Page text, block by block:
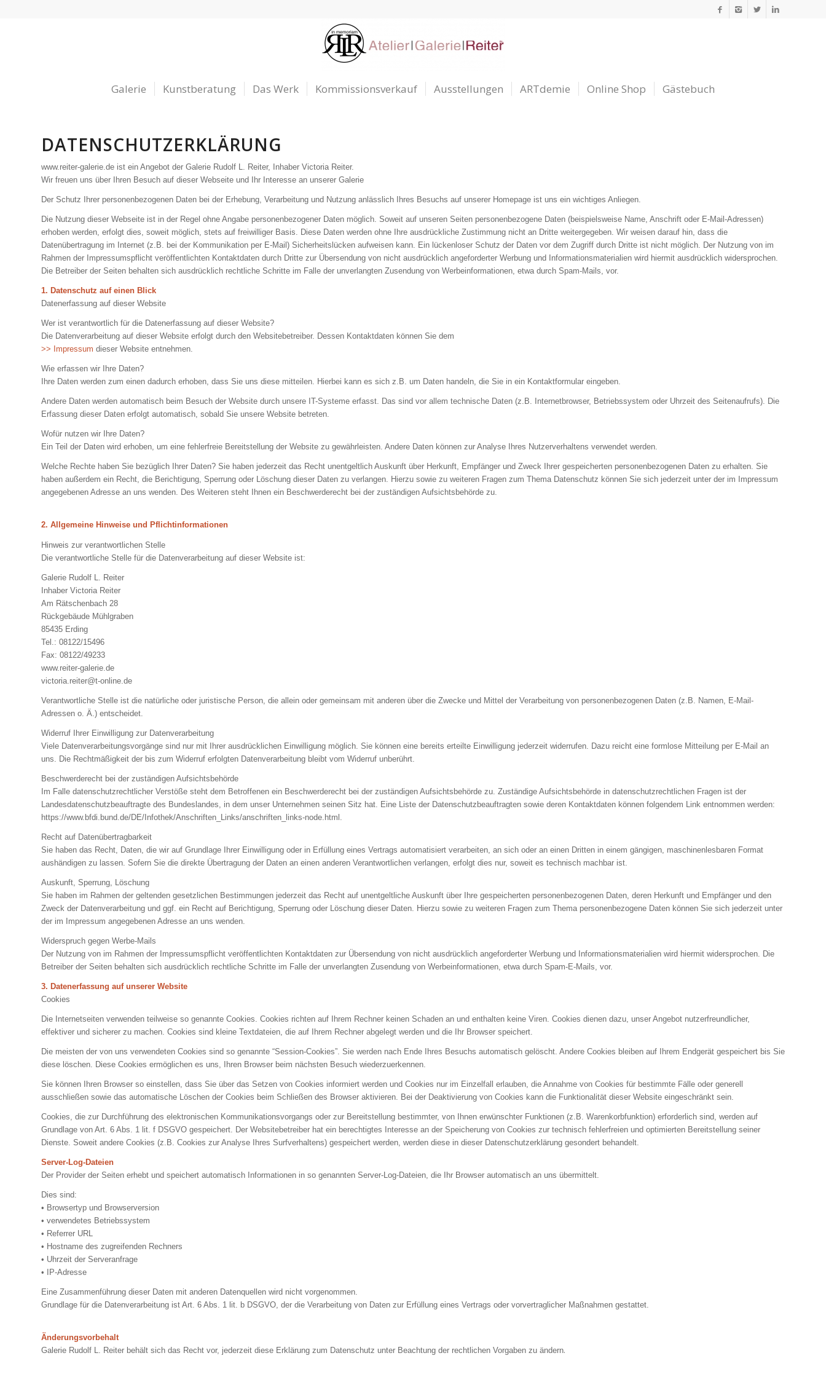
Galerie Kunstberatung Das Werk Kommissionsverkauf Ausstellungen ARTdemie Online Shop Gästebuch
DATENSCHUTZERKLÄRUNG
www.reiter-galerie.de ist ein Angebot der Galerie Rudolf L. Reiter, Inhaber Victoria Reiter.
Wir freuen uns über Ihren Besuch auf dieser Webseite und Ihr Interesse an unserer Galerie
Der Schutz Ihrer personenbezogenen Daten bei der Erhebung, Verarbeitung und Nutzung anlässlich Ihres Besuchs auf unserer Homepage ist uns ein wichtiges Anliegen.
Die Nutzung dieser Webseite ist in der Regel ohne Angabe personenbezogener Daten möglich. Soweit auf unseren Seiten personenbezogene Daten (beispielsweise Name, Anschrift oder E-Mail-Adressen)
erhoben werden, erfolgt dies, soweit möglich, stets auf freiwilliger Basis. Diese Daten werden ohne Ihre ausdrückliche Zustimmung nicht an Dritte weitergegeben. Wir weisen darauf hin, dass die
Datenübertragung im Internet (z.B. bei der Kommunikation per E-Mail) Sicherheitslücken aufweisen kann. Ein lückenloser Schutz der Daten vor dem Zugriff durch Dritte ist nicht möglich. Der Nutzung von im
Rahmen der Impressumspflicht veröffentlichten Kontaktdaten durch Dritte zur Übersendung von nicht ausdrücklich angeforderter Werbung und Informationsmaterialien wird hiermit ausdrücklich widersprochen.
Die Betreiber der Seiten behalten sich ausdrücklich rechtliche Schritte im Falle der unverlangten Zusendung von Werbeinformationen, etwa durch Spam-Mails, vor.
1. Datenschutz auf einen Blick
Datenerfassung auf dieser Website
Wer ist verantwortlich für die Datenerfassung auf dieser Website?
Die Datenverarbeitung auf dieser Website erfolgt durch den Websitebetreiber. Dessen Kontaktdaten können Sie dem
>> Impressum dieser Website entnehmen.
Wie erfassen wir Ihre Daten?
Ihre Daten werden zum einen dadurch erhoben, dass Sie uns diese mitteilen. Hierbei kann es sich z.B. um Daten handeln, die Sie in ein Kontaktformular eingeben.
Andere Daten werden automatisch beim Besuch der Website durch unsere IT-Systeme erfasst. Das sind vor allem technische Daten (z.B. Internetbrowser, Betriebssystem oder Uhrzeit des Seitenaufrufs). Die
Erfassung dieser Daten erfolgt automatisch, sobald Sie unsere Website betreten.
Wofür nutzen wir Ihre Daten?
Ein Teil der Daten wird erhoben, um eine fehlerfreie Bereitstellung der Website zu gewährleisten. Andere Daten können zur Analyse Ihres Nutzerverhaltens verwendet werden.
Welche Rechte haben Sie bezüglich Ihrer Daten? Sie haben jederzeit das Recht unentgeltlich Auskunft über Herkunft, Empfänger und Zweck Ihrer gespeicherten personenbezogenen Daten zu erhalten. Sie
haben außerdem ein Recht, die Berichtigung, Sperrung oder Löschung dieser Daten zu verlangen. Hierzu sowie zu weiteren Fragen zum Thema Datenschutz können Sie sich jederzeit unter der im Impressum
angegebenen Adresse an uns wenden. Des Weiteren steht Ihnen ein Beschwerderecht bei der zuständigen Aufsichtsbehörde zu.
2. Allgemeine Hinweise und Pflichtinformationen
Hinweis zur verantwortlichen Stelle
Die verantwortliche Stelle für die Datenverarbeitung auf dieser Website ist:
Galerie Rudolf L. Reiter
Inhaber Victoria Reiter
Am Rätschenbach 28
Rückgebäude Mühlgraben
85435 Erding
Tel.: 08122/15496
Fax: 08122/49233
www.reiter-galerie.de
victoria.reiter@t-online.de
Verantwortliche Stelle ist die natürliche oder juristische Person, die allein oder gemeinsam mit anderen über die Zwecke und Mittel der Verarbeitung von personenbezogenen Daten (z.B. Namen, E-Mail-
Adressen o. Ä.) entscheidet.
Widerruf Ihrer Einwilligung zur Datenverarbeitung
Viele Datenverarbeitungsvorgänge sind nur mit Ihrer ausdrücklichen Einwilligung möglich. Sie können eine bereits erteilte Einwilligung jederzeit widerrufen. Dazu reicht eine formlose Mitteilung per E-Mail an
uns. Die Rechtmäßigkeit der bis zum Widerruf erfolgten Datenverarbeitung bleibt vom Widerruf unberührt.
Beschwerderecht bei der zuständigen Aufsichtsbehörde
Im Falle datenschutzrechtlicher Verstöße steht dem Betroffenen ein Beschwerderecht bei der zuständigen Aufsichtsbehörde zu. Zuständige Aufsichtsbehörde in datenschutzrechtlichen Fragen ist der
Landesdatenschutzbeauftragte des Bundeslandes, in dem unser Unternehmen seinen Sitz hat. Eine Liste der Datenschutzbeauftragten sowie deren Kontaktdaten können folgendem Link entnommen werden:
https://www.bfdi.bund.de/DE/Infothek/Anschriften_Links/anschriften_links-node.html.
Recht auf Datenübertragbarkeit
Sie haben das Recht, Daten, die wir auf Grundlage Ihrer Einwilligung oder in Erfüllung eines Vertrags automatisiert verarbeiten, an sich oder an einen Dritten in einem gängigen, maschinenlesbaren Format
aushändigen zu lassen. Sofern Sie die direkte Übertragung der Daten an einen anderen Verantwortlichen verlangen, erfolgt dies nur, soweit es technisch machbar ist.
Auskunft, Sperrung, Löschung
Sie haben im Rahmen der geltenden gesetzlichen Bestimmungen jederzeit das Recht auf unentgeltliche Auskunft über Ihre gespeicherten personenbezogenen Daten, deren Herkunft und Empfänger und den
Zweck der Datenverarbeitung und ggf. ein Recht auf Berichtigung, Sperrung oder Löschung dieser Daten. Hierzu sowie zu weiteren Fragen zum Thema personenbezogene Daten können Sie sich jederzeit unter
der im Impressum angegebenen Adresse an uns wenden.
Widerspruch gegen Werbe-Mails
Der Nutzung von im Rahmen der Impressumspflicht veröffentlichten Kontaktdaten zur Übersendung von nicht ausdrücklich angeforderter Werbung und Informationsmaterialien wird hiermit widersprochen. Die
Betreiber der Seiten behalten sich ausdrücklich rechtliche Schritte im Falle der unverlangten Zusendung von Werbeinformationen, etwa durch Spam-E-Mails, vor.
3. Datenerfassung auf unserer Website
Cookies
Die Internetseiten verwenden teilweise so genannte Cookies. Cookies richten auf Ihrem Rechner keinen Schaden an und enthalten keine Viren. Cookies dienen dazu, unser Angebot nutzerfreundlicher,
effektiver und sicherer zu machen. Cookies sind kleine Textdateien, die auf Ihrem Rechner abgelegt werden und die Ihr Browser speichert.
Die meisten der von uns verwendeten Cookies sind so genannte “Session-Cookies”. Sie werden nach Ende Ihres Besuchs automatisch gelöscht. Andere Cookies bleiben auf Ihrem Endgerät gespeichert bis Sie
diese löschen. Diese Cookies ermöglichen es uns, Ihren Browser beim nächsten Besuch wiederzuerkennen.
Sie können Ihren Browser so einstellen, dass Sie über das Setzen von Cookies informiert werden und Cookies nur im Einzelfall erlauben, die Annahme von Cookies für bestimmte Fälle oder generell
ausschließen sowie das automatische Löschen der Cookies beim Schließen des Browser aktivieren. Bei der Deaktivierung von Cookies kann die Funktionalität dieser Website eingeschränkt sein.
Cookies, die zur Durchführung des elektronischen Kommunikationsvorgangs oder zur Bereitstellung bestimmter, von Ihnen erwünschter Funktionen (z.B. Warenkorbfunktion) erforderlich sind, werden auf
Grundlage von Art. 6 Abs. 1 lit. f DSGVO gespeichert. Der Websitebetreiber hat ein berechtigtes Interesse an der Speicherung von Cookies zur technisch fehlerfreien und optimierten Bereitstellung seiner
Dienste. Soweit andere Cookies (z.B. Cookies zur Analyse Ihres Surfverhaltens) gespeichert werden, werden diese in dieser Datenschutzerklärung gesondert behandelt.
Server-Log-Dateien
Der Provider der Seiten erhebt und speichert automatisch Informationen in so genannten Server-Log-Dateien, die Ihr Browser automatisch an uns übermittelt.
Dies sind:
• Browsertyp und Browserversion
• verwendetes Betriebssystem
• Referrer URL
• Hostname des zugreifenden Rechners
• Uhrzeit der Serveranfrage
• IP-Adresse
Eine Zusammenführung dieser Daten mit anderen Datenquellen wird nicht vorgenommen.
Grundlage für die Datenverarbeitung ist Art. 6 Abs. 1 lit. b DSGVO, der die Verarbeitung von Daten zur Erfüllung eines Vertrags oder vorvertraglicher Maßnahmen gestattet.
Änderungsvorbehalt
Galerie Rudolf L. Reiter behält sich das Recht vor, jederzeit diese Erklärung zum Datenschutz unter Beachtung der rechtlichen Vorgaben zu ändern.